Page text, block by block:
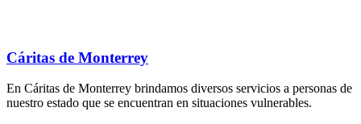
Cáritas de Monterrey
En Cáritas de Monterrey brindamos diversos servicios a personas de
nuestro estado que se encuentran en situaciones vulnerables.